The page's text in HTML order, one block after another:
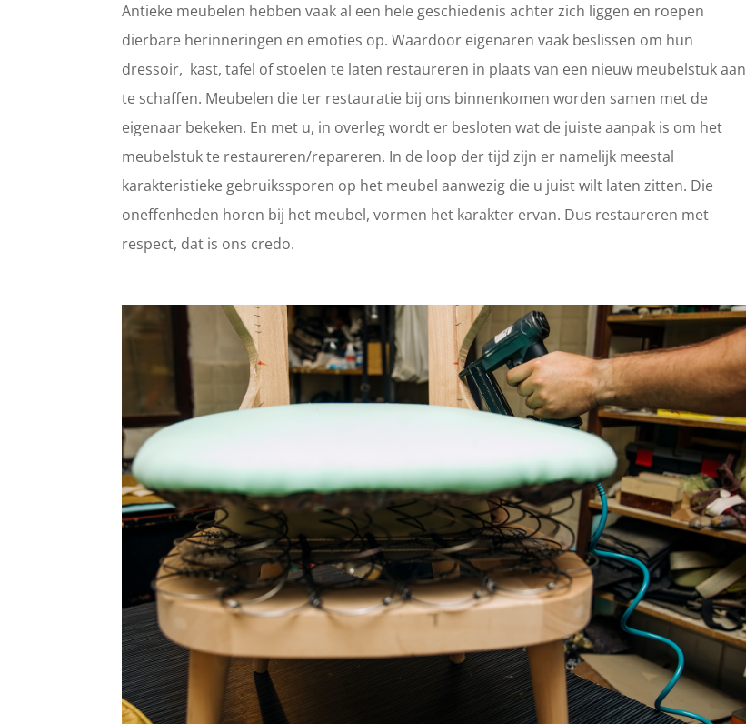
Antieke meubelen hebben vaak al een hele geschiedenis achter zich liggen en roepen
dierbare herinneringen en emoties op. Waardoor eigenaren vaak beslissen om hun
dressoir, kast, tafel of stoelen te laten restaureren in plaats van een nieuw meubelstuk aan
te schaffen. Meubelen die ter restauratie bij ons binnenkomen worden samen met de
eigenaar bekeken. En met u, in overleg wordt er besloten wat de juiste aanpak is om het
meubelstuk te restaureren/repareren. In de loop der tijd zijn er namelijk meestal
karakteristieke gebruikssporen op het meubel aanwezig die u juist wilt laten zitten. Die
oneffenheden horen bij het meubel, vormen het karakter ervan. Dus restaureren met
respect, dat is ons credo.